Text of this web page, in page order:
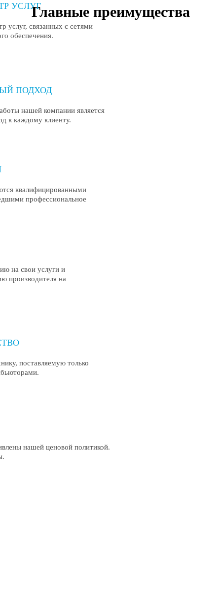
Главные преимущества
УСЛУГ
услуг, связанных с сетями
обеспечения.
ПОДХОД
нашей компании является
к каждому клиенту.
квалифицированными
профессиональное
на свои услуги и
производителя на
поставляемую только
нашей ценовой политикой.